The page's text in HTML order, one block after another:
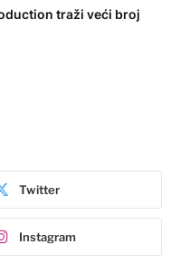
traži veći broj
Twitter
Instagram